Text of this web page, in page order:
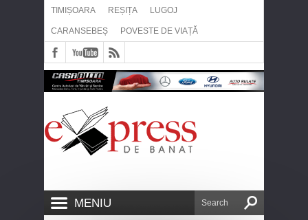
TIMIȘOARA REȘIȚA LUGOJ
CARANSEBEȘ POVESTE DE VIAȚĂ
MENIU